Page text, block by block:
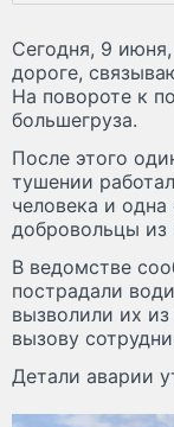
Сегодня, 9
дороге,
На повороте к
большегруза.
После этого
тушении
человека и
добровольцы
В ведомстве
пострадали
вызволили их
вызову
Детали аварии